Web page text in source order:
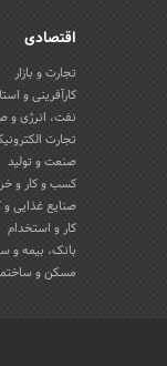
اقتصادی
تجارت و بازار
کارآفرینی و
نفت، انرژی و
تجارت
صنعت و تولید
کسب و کار و
صنایع غذایی و
کار و استخدام
بانک، بیمه و
مسکن و